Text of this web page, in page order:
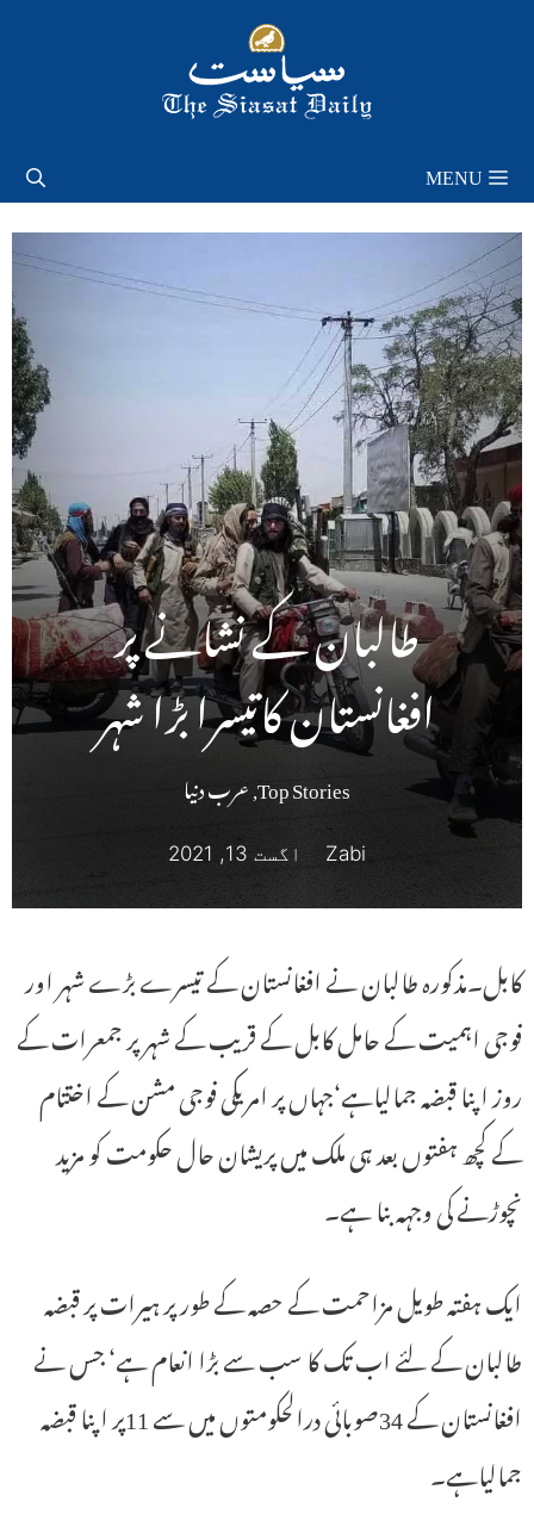
MENU
طالبان کے نشانے پر
افغانستان کاتیسرا بڑا شہر
Top Stories
,عرب دنیا
Zabi اگست 13, 2021
کابل۔مذکورہ طالبان نے افغانستان کے تیسرے بڑے شہر اور
فوجی اہمیت کے حامل کابل کے قریب کے شہر پر جمعرات کے
روز اپنا قبضہ جمالیاہے‘جہاں پر امریکی فوجی مشن کے اختتام
کے کچھ ہفتوں بعد ہی ملک میں پریشان حال حکومت کو مزید
نچوڑنے کی وجہہ بنا ہے۔
ایک ہفتہ طویل مزاحمت کے حصہ کے طور پر ہیرات پر قبضہ
طالبان کے لئے اب تک کا سب سے بڑا انعام ہے‘ جس نے
افغانستان کے 34صوبائی درالحکومتوں میں سے 11پر اپنا قبضہ
جمالیاہے۔